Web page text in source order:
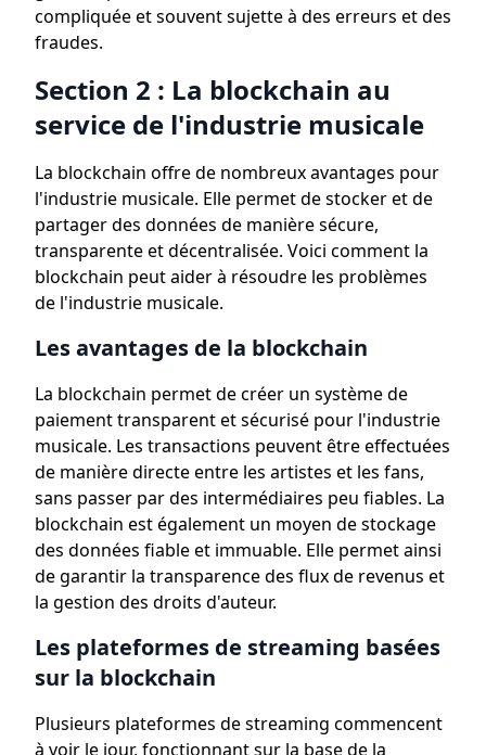
compliquée et souvent sujette à des erreurs et des
fraudes.
Section 2 : La blockchain au
service de l'industrie musicale
La blockchain offre de nombreux avantages pour
l'industrie musicale. Elle permet de stocker et de
partager des données de manière sécure,
transparente et décentralisée. Voici comment la
blockchain peut aider à résoudre les problèmes
de l'industrie musicale.
Les avantages de la blockchain
La blockchain permet de créer un système de
paiement transparent et sécurisé pour l'industrie
musicale. Les transactions peuvent être effectuées
de manière directe entre les artistes et les fans,
sans passer par des intermédiaires peu fiables. La
blockchain est également un moyen de stockage
des données fiable et immuable. Elle permet ainsi
de garantir la transparence des flux de revenus et
la gestion des droits d'auteur.
Les plateformes de streaming basées
sur la blockchain
Plusieurs plateformes de streaming commencent
à voir le jour, fonctionnant sur la base de la